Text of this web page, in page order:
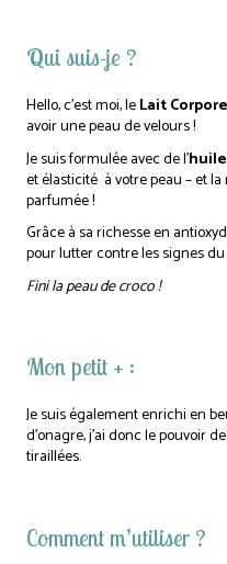
Qui suis-je ?
Hello, c’est moi, leLait
avoir une peau de velours !
Je suis formulée avec de l’
et élasticité à votre peau – et
parfumée !
Grâce à sa richesse en
pour lutter contre les signes
Fini la peau de croco !
Mon petit + :
Je suis également enrichi en
d’onagre, j’ai donc le pouvoir
tiraillées.
Comment m’utiliser ?